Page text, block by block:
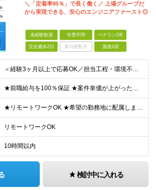
＼「定着率95％」で長く働く／ 上場グループだ
から実現できる、安心のエンジニアファースト◎
未経験歓迎 学歴不問 ベテランOK
完全週休2日 賞与複数月 面接1回
＜経験3ヶ月以上で応募OK／担当工程・環境不問／ブランクOK＞ ★20代～50代まで幅広く活躍中 ★キャリア20年以上のベテランも歓迎 ★子育てと両立しながら働く社員も在籍 ★ブランクあり・正社員デビ
★前職給与を100％保証 ★案件単価が上がったら即昇給反映！ ＼想定年収420万円～1080万円／ 月給35万円～90万円＋交通費全額支給＋各種手当 平均150～200万円年収UPを実現！ ーーー
★リモートワークOK ★希望の勤務地に配属します ★転居を伴う転勤はありません お客様先での勤務となります。 ■東京本社／東京都新宿区西新宿1-20-3 ■大阪支社／大阪府大阪市中央区安土町2-3
リモートワークOK
10時間以内
検討中に入れる